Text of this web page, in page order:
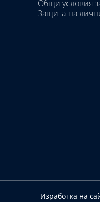
Общи условия
Защита на
Изработка на